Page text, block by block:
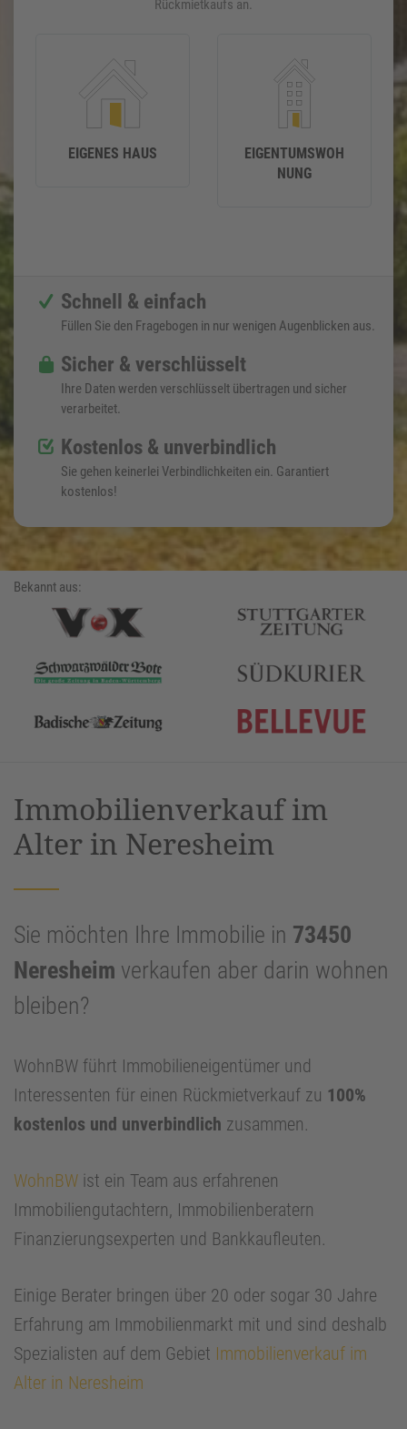
Rückmietkaufs an.
EIGENES HAUS
EIGENTUMSWOH
NUNG
Schnell & einfach
Füllen Sie den Fragebogen in nur wenigen Augenblicken aus.
Sicher & verschlüsselt
Ihre Daten werden verschlüsselt übertragen und sicher
verarbeitet.
Kostenlos & unverbindlich
Sie gehen keinerlei Verbindlichkeiten ein. Garantiert
kostenlos!
Bekannt aus:
Immobilienverkauf im
Alter in Neresheim
Sie möchten Ihre Immobilie in 73450
Neresheim verkaufen aber darin wohnen
bleiben?
WohnBW führt Immobilieneigentümer und
Interessenten für einen Rückmietverkauf zu 100%
kostenlos und unverbindlich zusammen.
WohnBW ist ein Team aus erfahrenen
Immobiliengutachtern, Immobilienberatern
Finanzierungsexperten und Bankkaufleuten.
Einige Berater bringen über 20 oder sogar 30 Jahre
Erfahrung am Immobilienmarkt mit und sind deshalb
Spezialisten auf dem Gebiet Immobilienverkauf im
Alter in Neresheim